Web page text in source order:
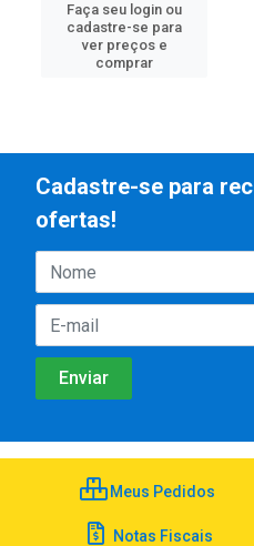
Faça seu login ou
cadastre-se para
ver preços e
comprar
Cadastre-se para
ofertas!
Meus Pedidos
Notas Fiscais